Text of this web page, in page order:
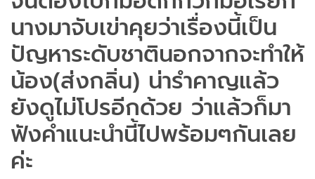
นางมาจับเข่าคุยว่าเรื่องนี้เป็น
ปัญหาระดับชาตินอกจากจะทำให้
น้อง(ส่งกลิ่น) น่ารำคาญแล้ว
ยังดูไม่โปรอีกด้วย ว่าแล้วก็มา
ฟังคำแนะนำนี้ไปพร้อมๆกันเลย
ค่ะ